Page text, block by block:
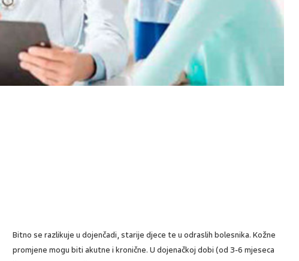
Bitno se razlikuje u dojenčadi, starije djece te u odraslih bolesnika. Kožne
promjene mogu biti akutne i kronične. U dojenačkoj dobi (od 3-6 mjeseca